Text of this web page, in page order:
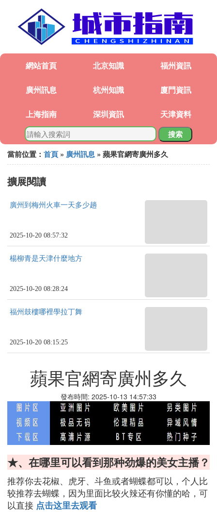
網站首頁 北京知識 福州資訊
廣州訊息 杭州知識 廈門資訊
上海指南 深圳資訊 天津資料
搜索
當前位置： 首頁 » 廣州訊息 » 蘋果官網寄廣州多久
擴展閱讀
廣州到梅州火車一天多少趟
2025-10-20 08:57:32
楊柳青是天津什麼地方
2025-10-20 08:28:24
福州鼓樓哪裡學拉丁舞
2025-10-20 08:15:25
蘋果官網寄廣州多久
發布時間: 2025-10-13 14:57:33
★、在哪里可以看到那种劲爆的美女主播？
推荐你去花椒、虎牙、斗鱼或者蝴蝶都可以，个人比
较推荐去蝴蝶，因为里面比较火辣还有你懂的哈，可
以直接 点击这里去观看